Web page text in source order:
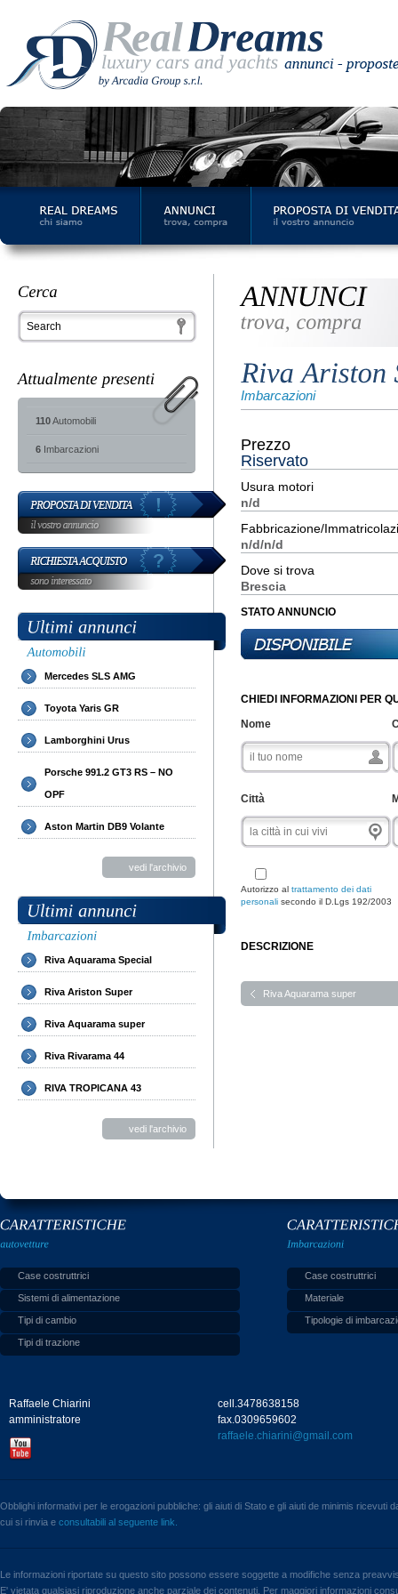
110Automobili
6 Imbarcazioni
Mercedes SLS AMG
Toyota Yaris GR
Lamborghini Urus
Porsche 991.2 GT3 RS – NO
OPF
Aston Martin DB9 Volante
vedi l'archivio
Riva Aquarama Special
Riva Ariston Super
Riva Aquarama super
Riva Rivarama 44
RIVA TROPICANA 43
vedi l'archivio
Imbarcazioni
Prezzo
Riservato
Usura motori
n/d
Fabbricazione/
n/d/n/d
Dove si trova
Brescia
STATO ANNUNCIO
CHIEDI INFORMAZIONI PER
Nome
Città
Autorizzo al trattamento dei dati
personali secondo il D.Lgs 192/2003
DESCRIZIONE
Riva Aquarama super
Case costruttrici
Sistemi di alimentazione
Tipi di cambio
Tipi di trazione
Case costruttrici
Materiale
Tipologie di
Raffaele Chiarini
amministratore
cell.3478638158
fax.0309659602
raffaele.chiarini@gmail.com
Obblighi informativi per le erogazioni pubbliche: gli aiuti di Stato e gli aiuti de minimis
cui si rinvia e consultabili al seguente link.
Le informazioni riportate su questo sito possono essere soggette a modifiche senza
E' vietata qualsiasi riproduzione anche parziale dei contenuti. Per maggiori informazioni